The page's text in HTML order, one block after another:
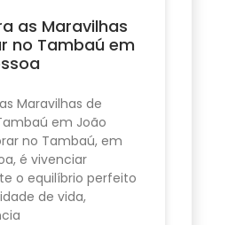
as Maravilhas
no Tambaú em
Maravilhas de
em João
no Tambaú, em
é vivenciar
o equilíbrio perfeito
de vida,